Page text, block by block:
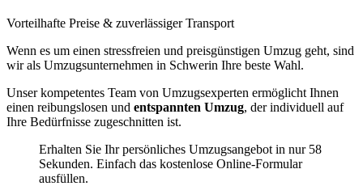
Vorteilhafte Preise & zuverlässiger Transport
Wenn es um einen stressfreien und preisgünstigen Umzug geht, sind
wir als Umzugsunternehmen in Schwerin Ihre beste Wahl.
Unser kompetentes Team von Umzugsexperten ermöglicht Ihnen
einen reibungslosen und entspannten Umzug, der individuell auf
Ihre Bedürfnisse zugeschnitten ist.
Erhalten Sie Ihr persönliches Umzugsangebot in nur 58
Sekunden. Einfach das kostenlose Online-Formular
ausfüllen.